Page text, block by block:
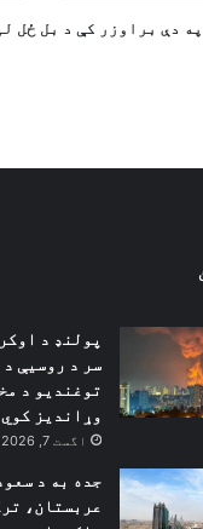
دې براوزر کې د بل ځل
پولنډ د
سر د روسیې د
توغندیو د
وړاندیز کوي
اگست 7, 2026
جده به د
عربستان،